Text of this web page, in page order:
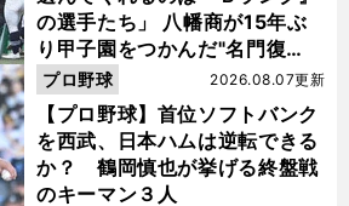
の選手たち」 八幡商が15年ぶ
り甲子園をつかんだ"名門復
活"の舞台裏
【プロ野球】首位ソフトバンク
を西武、日本ハムは逆転できる
か？ 鶴岡慎也が挙げる終盤戦
のキーマン３人
2026.08.07更新
プロ野球